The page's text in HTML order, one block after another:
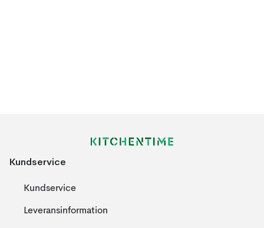
Kundservice
Kundservice
Leveransinformation